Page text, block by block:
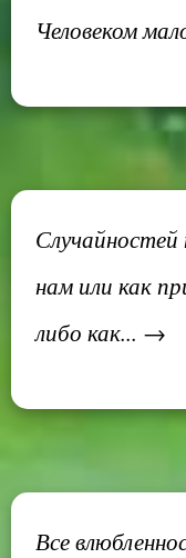
Человеком
нам или как
либо как... →
Все